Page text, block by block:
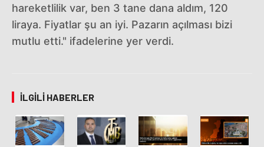
hareketlilik var, ben 3 tane dana aldım, 120
liraya. Fiyatlar şu an iyi. Pazarın açılması bizi
mutlu etti." ifadelerine yer verdi.
İLGILI HABERLER